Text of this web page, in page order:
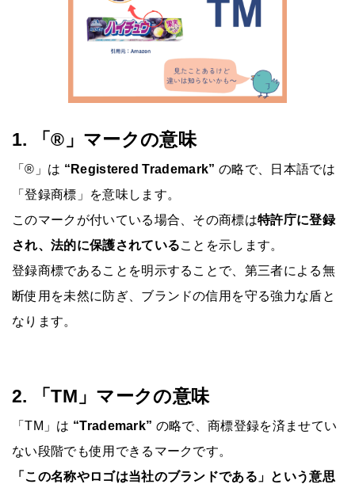
1. 「®」マークの意味
「®」は “Registered Trademark” の略で、日本語では
「登録商標」を意味します。
このマークが付いている場合、その商標は特許庁に登録
され、法的に保護されていることを示します。
登録商標であることを明示することで、第三者による無
断使用を未然に防ぎ、ブランドの信用を守る強力な盾と
なります。
2. 「TM」マークの意味
「TM」は “Trademark” の略で、商標登録を済ませてい
ない段階でも使用できるマークです。
「この名称やロゴは当社のブランドである」という意思